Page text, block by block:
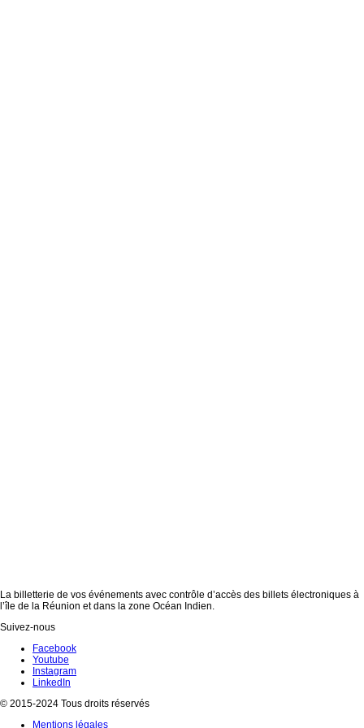
La billetterie de vos événements avec contrôle d’accès des billets électroniques à
l’île de la Réunion et dans la zone Océan Indien.
Suivez-nous
Facebook
Youtube
Instagram
LinkedIn
© 2015-2024 Tous droits réservés
Mentions légales